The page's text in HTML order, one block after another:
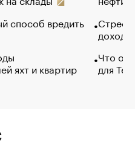
способ вредить
яхт и квартир
Что
для